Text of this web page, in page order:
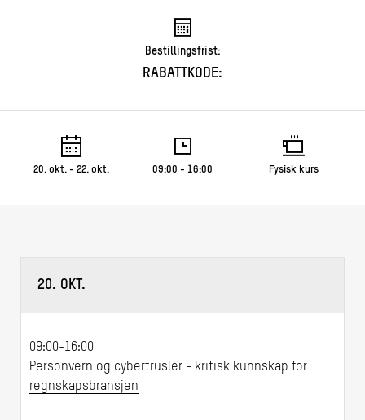
Bestillingsfrist:
RABATTKODE:
20. okt. - 22. okt. 09:00 - 16:00 Fysisk kurs
20. OKT.
09:00-16:00
Personvern og cybertrusler - kritisk kunnskap for
regnskapsbransjen